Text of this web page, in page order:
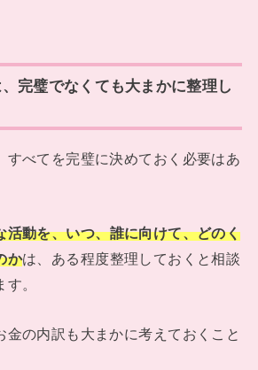
完璧でなくても大まかに整理し
すべてを完璧に決めておく必要はあ
活動を、いつ、誰に向けて、どのく
かは、ある程度整理しておくと相談
。
金の内訳も大まかに考えておくこと